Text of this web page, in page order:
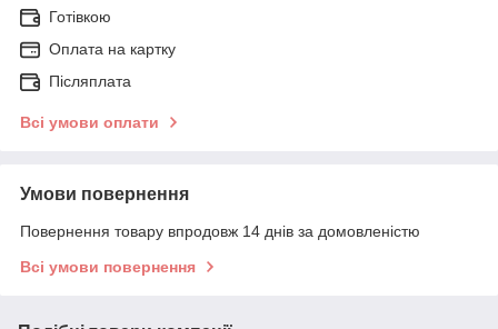
Готівкою
Оплата на картку
Післяплата
Всі умови оплати
Умови повернення
Повернення товару впродовж 14 днів за домовленістю
Всі умови повернення